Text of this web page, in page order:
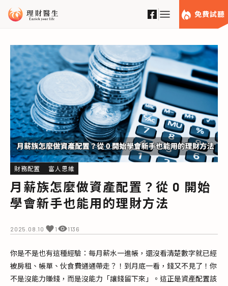
免費試聽
財務配置 富人思維
月薪族怎麼做資產配置？從 0 開始
學會新手也能用的理財方法
2025.08.10 1136
你是不是也有這種經驗：每月薪水一進帳，還沒看清楚數字就已經
被房租、帳單、伙食費通通帶走？！到月底一看，錢又不見了！你
不是沒能力賺錢，而是沒能力「讓錢留下來」。這正是資產配置該